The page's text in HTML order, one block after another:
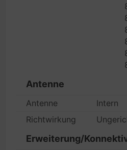
Antenne
Antenne
Intern
Richtwirkung
Erweiterung/